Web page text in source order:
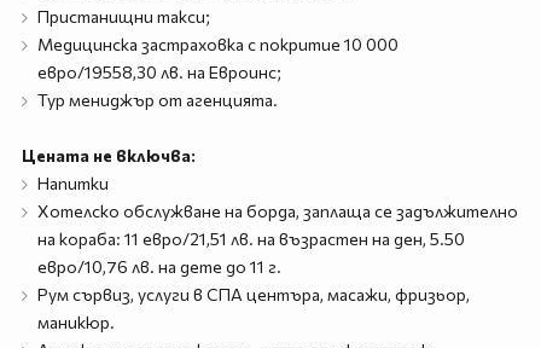
Пристанищни такси;
Медицинска застраховка с покритие 10 000
евро/19558,30 лв. на Евроинс;
Тур мениджър от агенцията.
Цената не включва:
Напитки
Хотелско обслужване на борда, заплаща се задължително
на кораба: 11 евро/21,51 лв. на възрастен на ден, 5.50
евро/10,76 лв. на дете до 11 г.
Рум сървиз, услуги в СПА центъра, масажи, фризьор,
маникюр.